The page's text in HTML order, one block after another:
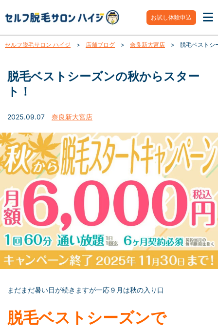
お試し体験申込
セルフ脱毛サロン ハイジ > 店舗ブログ > 奈良新大宮店 > 脱毛ベストシ
脱毛ベストシーズンの秋からスター
ト！
2025.09.07 奈良新大宮店
まだまだ暑い日が続きますが一応９月は秋の入り口
脱毛ベストシーズンで